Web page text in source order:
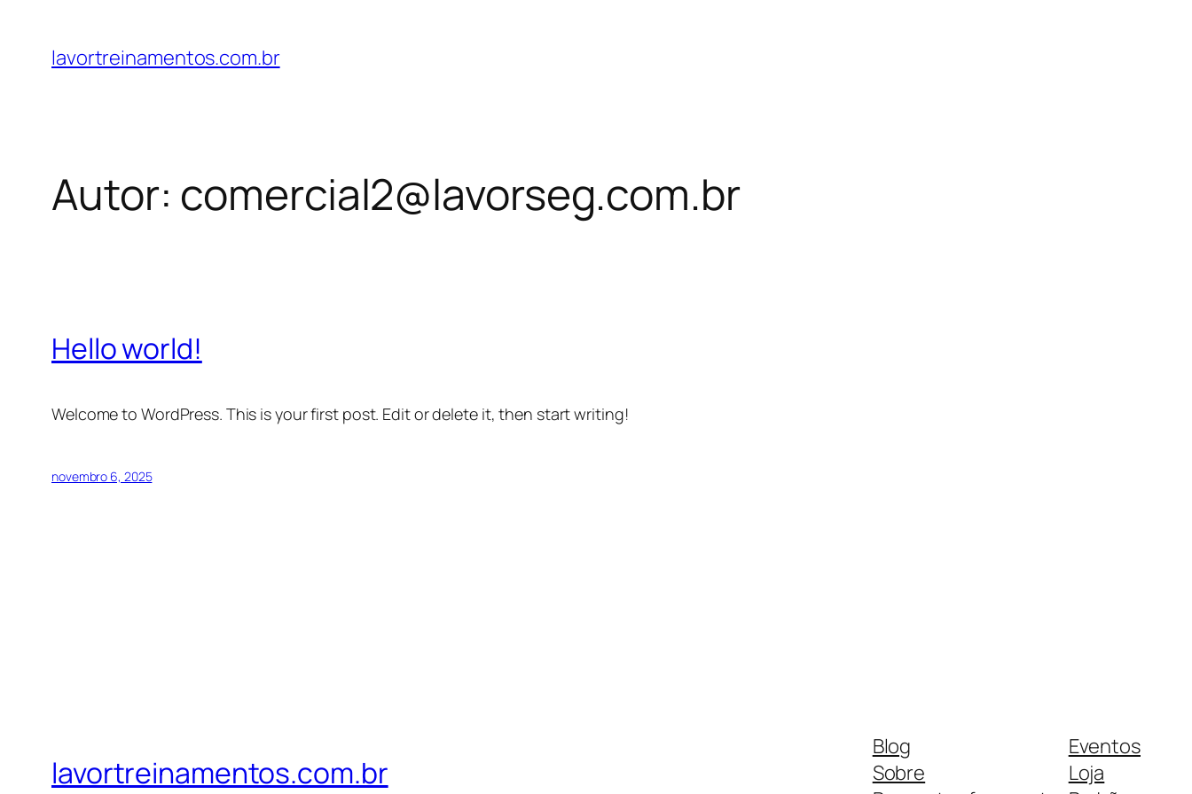
lavortreinamentos.com.br
Autor: comercial2@lavorseg.com.br
Hello world!
Welcome to WordPress. This is your first post. Edit or delete it, then start writing!
novembro 6, 2025
lavortreinamentos.com.br
Blog
Sobre
Eventos
Loja